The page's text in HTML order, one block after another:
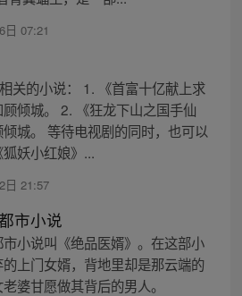
日 07:21
关的小说： 1. 《首富十亿献上求
倾城。 2. 《狂龙下山之国手仙
城。 等待电视剧的同时，也可以
妖小红娘》...
日 21:57
市小说
小说叫《绝品医婿》。在这部小
上门女婿，背地里却是那云端的
婆甘愿做其背后的男人。